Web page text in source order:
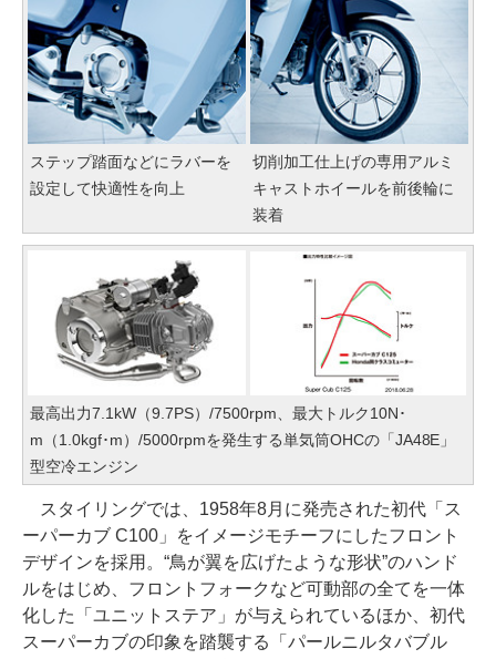
ステップ踏面などにラバーを
設定して快適性を向上
切削加工仕上げの専用アルミ
キャストホイールを前後輪に
装着
最高出力7.1kW（9.7PS）/7500rpm、最大トルク10N･
m（1.0kgf･m）/5000rpmを発生する単気筒OHCの「JA48E」
型空冷エンジン
スタイリングでは、1958年8月に発売された初代「ス
ーパーカブ C100」をイメージモチーフにしたフロント
デザインを採用。“鳥が翼を広げたような形状”のハンド
ルをはじめ、フロントフォークなど可動部の全てを一体
化した「ユニットステア」が与えられているほか、初代
スーパーカブの印象を踏襲する「パールニルタバブル